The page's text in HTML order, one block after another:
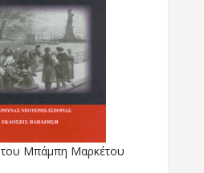
του Μπάμπη Μαρκέτου